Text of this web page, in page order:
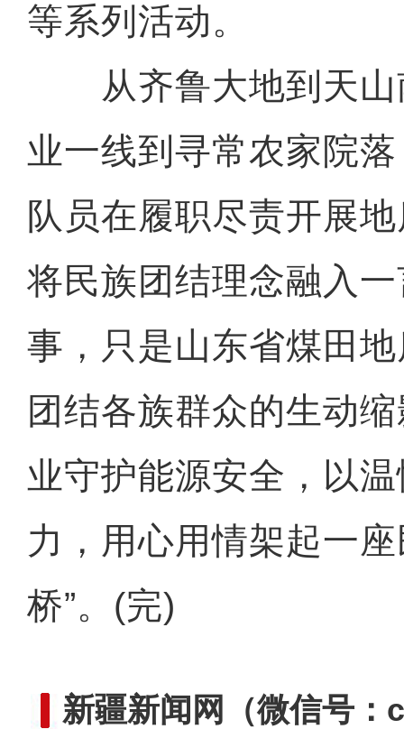
等系列活动。
从齐鲁大地到天山
业一线到寻常农家院
队员在履职尽责开展
将民族团结理念融入
事，只是山东省煤田
团结各族群众的生动
业守护能源安全，以
力，用心用情架起一
桥”。(完)
新疆新闻网 （微信号